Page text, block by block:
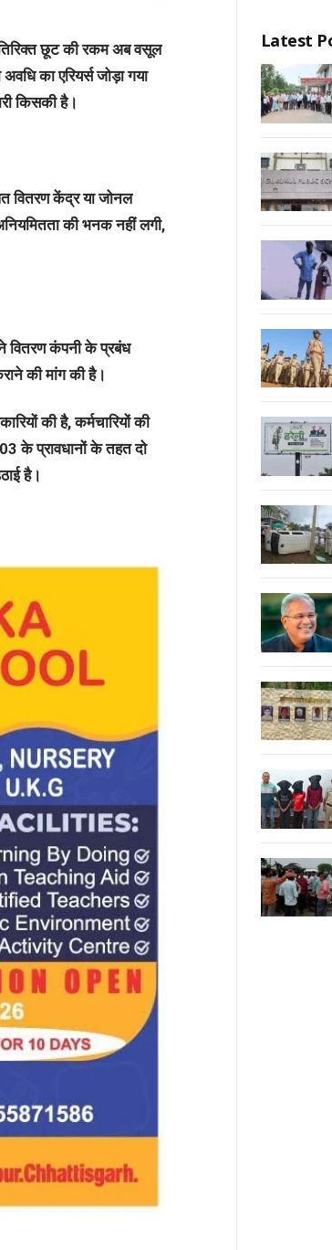
छूट की रकम अब वसूल
का एरियर्स जोड़ा गया
किसकी है।
वितरण केंद्र या जोनल
की भनक नहीं लगी,
ने वितरण कंपनी के प्रबंध
की मांग की है।
की है, कर्मचारियों की
के प्रावधानों के तहत दो
है।
Latest